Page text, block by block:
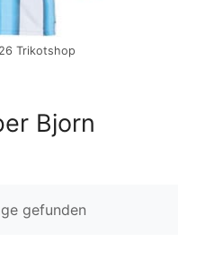
Trikotshop
Bjorn
gefunden